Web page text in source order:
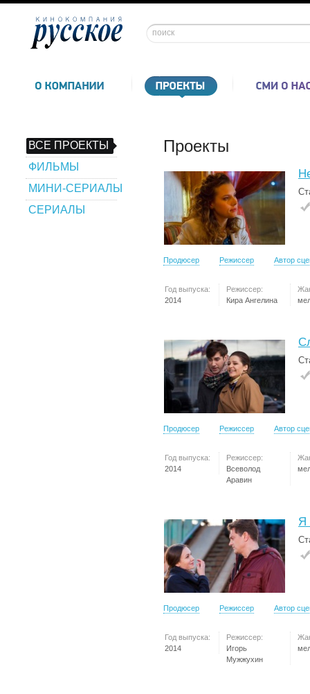
ВСЕ ПРОЕКТЫ
ФИЛЬМЫ
МИНИ-СЕРИАЛЫ
СЕРИАЛЫ
Проекты
Продюсер Режиссер Автор
Год выпуска:
2014
Режиссер:
Кира Ангелина
Продюсер Режиссер Автор
Год выпуска:
2014
Режиссер:
Всеволод
Аравин
Я
Продюсер Режиссер Автор
Год выпуска:
2014
Режиссер:
Игорь
Мужжухин